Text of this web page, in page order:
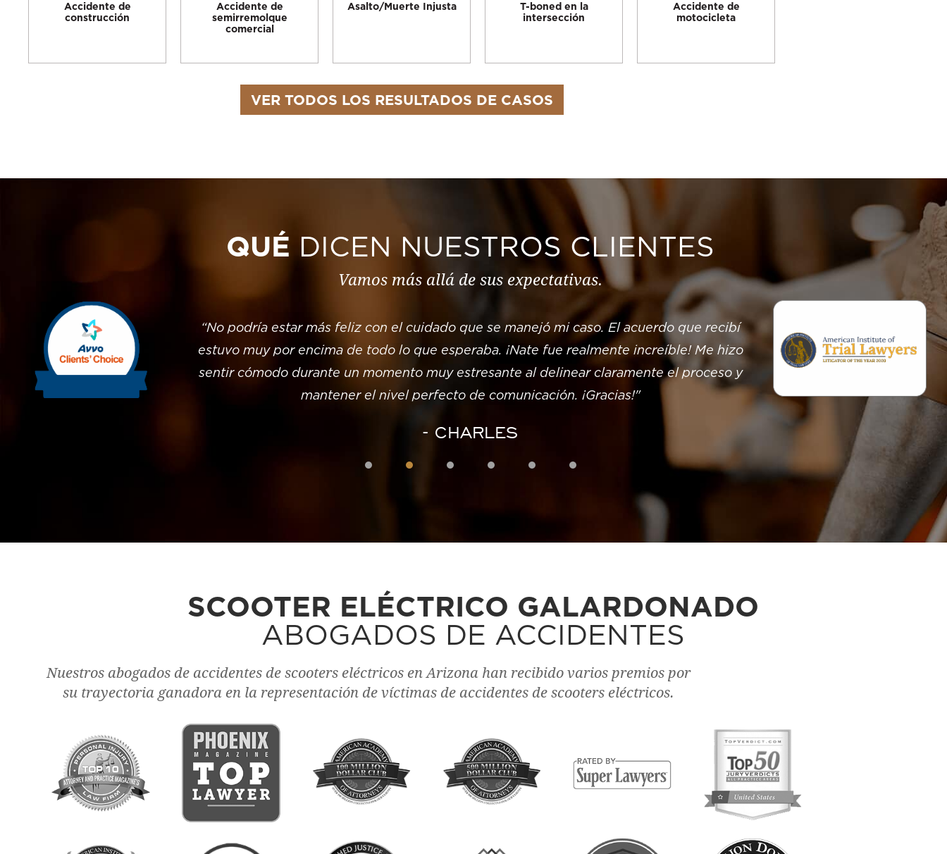
Accidente de
construcción
Accidente de
semirremolque
comercial
Asalto/Muerte Injusta
T-boned en la
intersección
Accidente de
motocicleta
VER TODOS LOS RESULTADOS DE CASOS
QUÉ DICEN NUESTROS CLIENTES
Vamos más allá de sus expectativas.
en el que se vio
hospital la trató por
cervical. El impacto fue
necesario consultar y
“No podría estar más feliz con el cuidado que se manejó mi caso. El acuerdo que recibí
estuvo muy por encima de todo lo que esperaba. ¡Nate fue realmente increíble! Me hizo
sentir cómodo durante un momento muy estresante al delinear claramente el proceso y
mantener el nivel perfecto de comunicación. ¡Gracias!"
- CHARLES
“Definitivamente
heridos en un
todas mis preguntas.
6
SCOOTER ELÉCTRICO GALARDONADO
ABOGADOS DE ACCIDENTES
Nuestros abogados de accidentes de scooters eléctricos en Arizona han recibido varios premios por
su trayectoria ganadora en la representación de víctimas de accidentes de scooters eléctricos.